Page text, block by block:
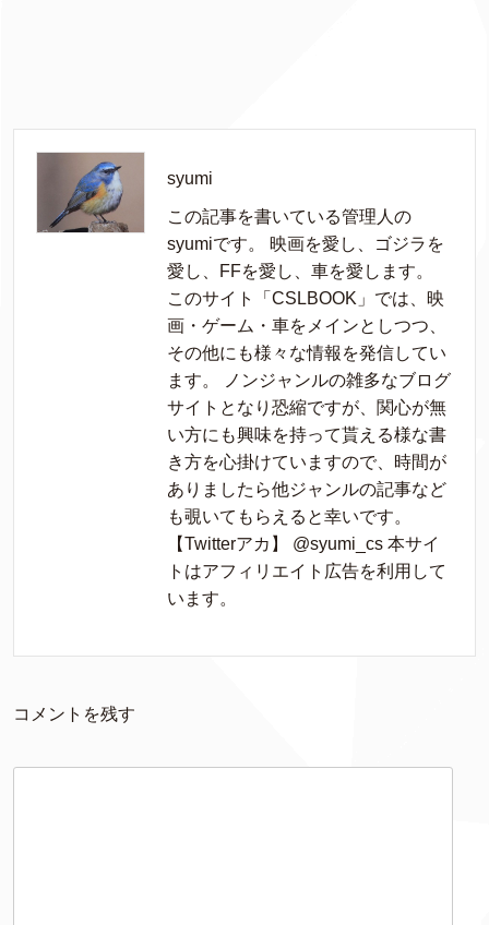
syumi
この記事を書いている管理人の
syumiです。 映画を愛し、ゴジラを
愛し、FFを愛し、車を愛します。
このサイト「CSLBOOK」では、映
画・ゲーム・車をメインとしつつ、
その他にも様々な情報を発信してい
ます。 ノンジャンルの雑多なブログ
サイトとなり恐縮ですが、関心が無
い方にも興味を持って貰える様な書
き方を心掛けていますので、時間が
ありましたら他ジャンルの記事など
も覗いてもらえると幸いです。
【Twitterアカ】 @syumi_cs 本サイ
トはアフィリエイト広告を利用して
います。
コメントを残す